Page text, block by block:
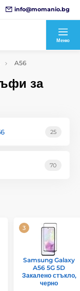
info@momanio.bg
Меню
A56
за
25
70
Samsung Galaxy
A56 5G 5D
Закалено стъкло,
черно